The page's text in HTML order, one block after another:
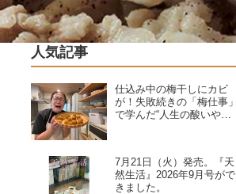
人気記事
仕込み中の梅干しにカビ
が！失敗続きの「梅仕事」
で学んだ“人生の酸いや甘
7月21日（火）発売。『天
然生活』2026年9月号がで
きました。